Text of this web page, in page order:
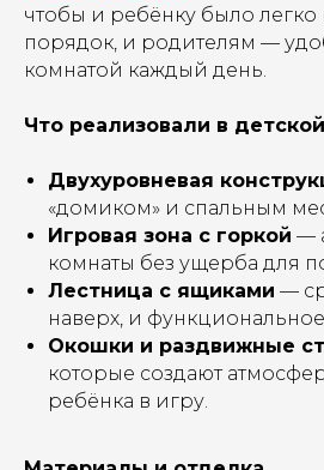
чтобы и ребёнку было
порядок, и родителям —
комнатой каждый день.
Что реализовали в
Двухуровневая
«домиком» и спальным
Игровая зона с горкой —
комнаты без ущерба для
Лестница с ящиками —
наверх, и
Окошки и раздвижные
которые создают
ребёнка в игру.